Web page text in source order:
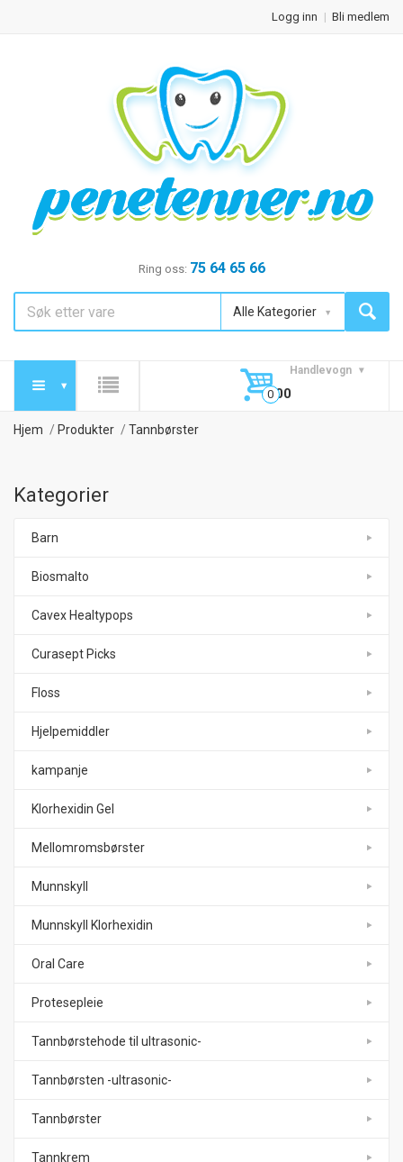
Logg inn Bli medlem
Ring oss: 75 64 65 66
Alle Kategorier
Handlevogn
0,00
Hjem Produkter Tannbørster
Kategorier
Barn
Biosmalto
Cavex Healtypops
Curasept Picks
Floss
Hjelpemiddler
kampanje
Klorhexidin Gel
Mellomromsbørster
Munnskyll
Munnskyll Klorhexidin
Oral Care
Protesepleie
Tannbørstehode til ultrasonic-
Tannbørsten -ultrasonic-
Tannbørster
Tannkrem